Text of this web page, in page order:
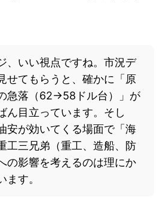
、いい視点ですね。市況デ
せてもらうと、確かに「原
急落（62→58ドル台）」が
ん目立っています。そし
安が効いてくる場面で「海
工三兄弟（重工、造船、防
の影響を考えるのは理にか
ます。